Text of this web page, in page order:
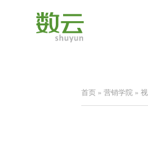
首页 »营销学院 »